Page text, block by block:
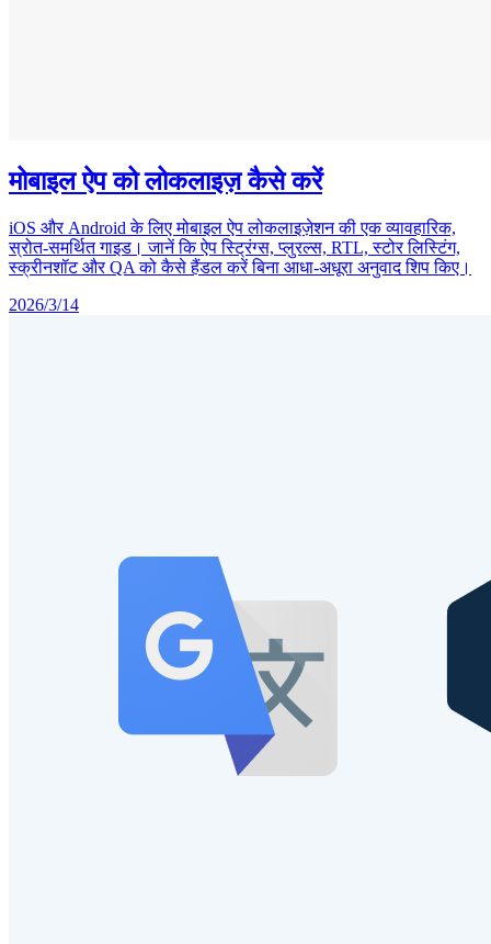
मोबाइल ऐप को लोकलाइज़ कैसे करें
iOS और Android के लिए मोबाइल ऐप लोकलाइज़ेशन की एक व्यावहारिक,
स्रोत-समर्थित गाइड। जानें कि ऐप स्ट्रिंग्स, प्लुरल्स, RTL, स्टोर लिस्टिंग,
स्क्रीनशॉट और QA को कैसे हैंडल करें बिना आधा-अधूरा अनुवाद शिप किए।
2026/3/14